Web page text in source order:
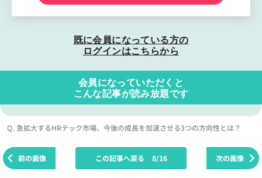
既に会員になっている方の
ログインはこちらから
会員になっていただくと
こんな記事が読み放題です
Q. 急拡大するHRテック市場、今後の成長を加速させる3つの方向性とは？
前の画像 次の画像
この記事へ戻る 8/16